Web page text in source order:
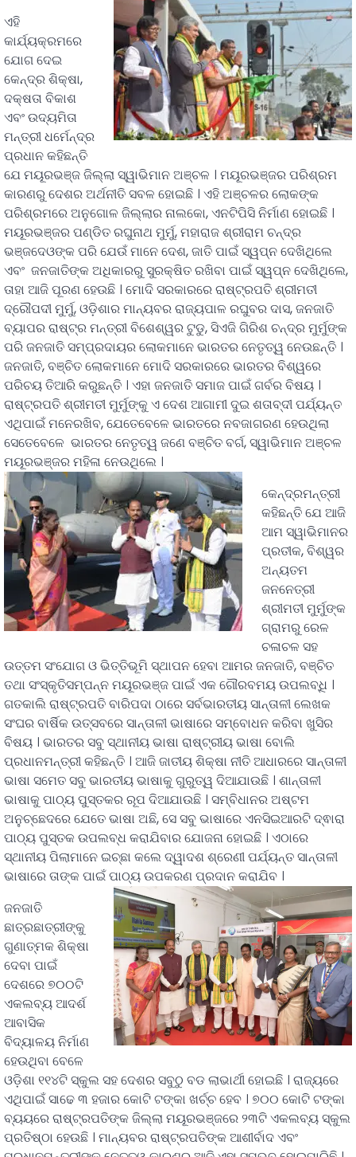
ଏହି
କାର୍ଯ୍ୟକ୍ରମରେ
ଯୋଗ ଦେଇ
କେନ୍ଦ୍ର ଶିକ୍ଷା,
ଦକ୍ଷତା ବିକାଶ
ଏବଂ ଉଦ୍ୟମିତା
ମନ୍ତ୍ରୀ ଧର୍ମେନ୍ଦ୍ର
ପ୍ରଧାନ କହିଛନ୍ତି
ଯେ ମୟୂରଭଞ୍ଜ ଜିଲ୍ଲା ସ୍ୱାଭିମାନ ଅଞ୍ଚଳ । ମୟୂରଭଞ୍ଜର ପରିଶ୍ରମ
କାରଣରୁ ଦେଶର ଅର୍ଥନୀତି ସବଳ ହୋଇଛି । ଏହି ଅଞ୍ଚଳର ଲୋକଙ୍କ
ପରିଶ୍ରମରେ ଅନୁଗୋଳ ଜିଲ୍ଲାର ନାଲକୋ, ଏନଟିପିସି ନିର୍ମାଣ ହୋଇଛି ।
ମୟୂରଭଞ୍ଜର ପଣ୍ଡିତ ରଘୁନାଥ ମୁର୍ମୁ, ମହାରାଜ ଶ୍ରୀରାମ ଚନ୍ଦ୍ର
ଭଞ୍ଜଦେଓଙ୍କ ପରି ଯେଉଁ ମାନେ ଦେଶ, ଜାତି ପାଇଁ ସ୍ୱପ୍ନ ଦେଖିଥିଲେ
ଏବଂ ଜନଜାତିଙ୍କ ଅଧିକାରରୁ ସୁରକ୍ଷିତ ରଖିବା ପାଇଁ ସ୍ୱପ୍ନ ଦେଖିଥିଲେ,
ତାହା ଆଜି ପୂରଣ ହେଉଛି । ମୋଦି ସରକାରରେ ରାଷ୍ଟ୍ରପତି ଶ୍ରୀମତୀ
ଦ୍ରୌପଦୀ ମୁର୍ମୁ, ଓଡ଼ିଶାର ମାନ୍ୟବର ରାଜ୍ୟପାଳ ରଘୁବର ଦାସ, ଜନଜାତି
ବ୍ୟାପର ରାଷ୍ଟ୍ର ମନ୍ତ୍ରୀ ବିଶେଶ୍ୱର ଟୁଡୁ, ସିଏଜି ଗିରିଶ ଚନ୍ଦ୍ର ମୁର୍ମୁଙ୍କ
ପରି ଜନଜାତି ସମ୍ପ୍ରଦାୟର ଲୋକମାନେ ଭାରତର ନେତୃତ୍ୱ ନେଉଛନ୍ତି ।
ଜନଜାତି, ବଞ୍ଚିତ ଲୋକମାନେ ମୋଦି ସରକାରରେ ଭାରତର ବିଶ୍ୱରେ
ପରିଚୟ ତିଆରି କରୁଛନ୍ତି । ଏହା ଜନଜାତି ସମାଜ ପାଇଁ ଗର୍ବର ବିଷୟ ।
ରାଷ୍ଟ୍ରପତି ଶ୍ରୀମତୀ ମୁର୍ମୁଙ୍କୁ ଏ ଦେଶ ଆଗାମୀ ଦୁଇ ଶତାବ୍ଦୀ ପର୍ଯ୍ୟନ୍ତ
ଏଥିପାଇଁ ମନେରଖିବ, ଯେତେବେଳେ ଭାରତରେ ନବଜାଗରଣ ହେଉଥିଲା
ସେତେବେଳେ ଭାରତର ନେତୃତ୍ୱ ଜଣେ ବଞ୍ଚିତ ବର୍ଗ, ସ୍ୱାଭିମାନ ଅଞ୍ଚଳ
ମୟୂରଭଞ୍ଜର ମହିଳା ନେଉଥିଲେ ।
କେନ୍ଦ୍ରମନ୍ତ୍ରୀ
କହିଛନ୍ତି ଯେ ଆଜି
ଆମ ସ୍ୱାଭିମାନର
ପ୍ରତୀକ, ବିଶ୍ୱର
ଅନ୍ୟତମ
ଜନନେତ୍ରୀ
ଶ୍ରୀମତୀ ମୁର୍ମୁଙ୍କ
ଗ୍ରାମରୁ ରେଳ
ଚଳାଚଳ ସହ
ଉତ୍ତମ ସଂଯୋଗ ଓ ଭିତ୍ତିଭୂମି ସ୍ଥାପନ ହେବା ଆମର ଜନଜାତି, ବଞ୍ଚିତ
ତଥା ସଂସ୍କୃତିସମ୍ପନ୍ନ ମୟୂରଭଞ୍ଜ ପାଇଁ ଏକ ଗୌରବମୟ ଉପଲବ୍ଧି ।
ଗତକାଲି ରାଷ୍ଟ୍ରପତି ବାରିପଦା ଠାରେ ସର୍ବଭାରତୀୟ ସାନ୍ତାଳୀ ଲେଖକ
ସଂଘର ବାର୍ଷିକ ଉତ୍ସବରେ ସାନ୍ତାଳୀ ଭାଷାରେ ସମ୍ବୋଧନ କରିବା ଖୁସିର
ବିଷୟ । ଭାରତର ସବୁ ସ୍ଥାନୀୟ ଭାଷା ରାଷ୍ଟ୍ରୀୟ ଭାଷା ବୋଲି
ପ୍ରଧାନମନ୍ତ୍ରୀ କହିଛନ୍ତି । ଆଜି ଜାତୀୟ ଶିକ୍ଷା ନୀତି ଆଧାରରେ ସାନ୍ତାଳୀ
ଭାଷା ସମେତ ସବୁ ଭାରତୀୟ ଭାଷାକୁ ଗୁରୁତ୍ୱ ଦିଆଯାଉଛି । ଶାନ୍ତାଳୀ
ଭାଷାକୁ ପାଠ୍ୟ ପୁସ୍ତକର ରୂପ ଦିଆଯାଉଛି । ସମ୍ବିଧାନର ଅଷ୍ଟମ
ଅନୁଚ୍ଛେଦରେ ଯେତେ ଭାଷା ଅଛି, ସେ ସବୁ ଭାଷାରେ ଏନସିଇଆରଟି ଦ୍ଵାରା
ପାଠ୍ୟ ପୁସ୍ତକ ଉପଲବ୍ଧ କରାଯିବାର ଯୋଜନା ହୋଇଛି । ଏଠାରେ
ସ୍ଥାନୀୟ ପିଲାମାନେ ଇଚ୍ଛା କଲେ ଦ୍ୱାଦଶ ଶ୍ରେଣୀ ପର୍ଯ୍ୟନ୍ତ ସାନ୍ତାଳୀ
ଭାଷାରେ ତାଙ୍କ ପାଇଁ ପାଠ୍ୟ ଉପକରଣ ପ୍ରଦାନ କରାଯିବ ।
ଜନଜାତି
ଛାତ୍ରଛାତ୍ରୀଙ୍କୁ
ଗୁଣାତ୍ମକ ଶିକ୍ଷା
ଦେବା ପାଇଁ
ଦେଶରେ ୭୦୦ଟି
ଏକଲବ୍ୟ ଆଦର୍ଶ
ଆବାସିକ
ବିଦ୍ୟାଳୟ ନିର୍ମାଣ
ହେଉଥିବା ବେଳେ
ଓଡ଼ିଶା ୧୧୪ଟି ସ୍କୁଲ ସହ ଦେଶର ସବୁଠୁ ବଡ ଲାଭାର୍ଥୀ ହୋଇଛି । ରାଜ୍ୟରେ
ଏଥିପାଇଁ ସାଢେ ୩ ହଜାର କୋଟି ଟଙ୍କା ଖର୍ଚ୍ଚ ହେବ । ୭୦୦ କୋଟି ଟଙ୍କା
ବ୍ୟୟରେ ରାଷ୍ଟ୍ରପତିଙ୍କ ଜିଲ୍ଲା ମୟୂରଭଞ୍ଜରେ ୨୩ଟି ଏକଲବ୍ୟ ସ୍କୁଲ
ପ୍ରତିଷ୍ଠା ହେଉଛି । ମାନ୍ୟବର ରାଷ୍ଟ୍ରପତିଙ୍କ ଆଶୀର୍ବାଦ ଏବଂ